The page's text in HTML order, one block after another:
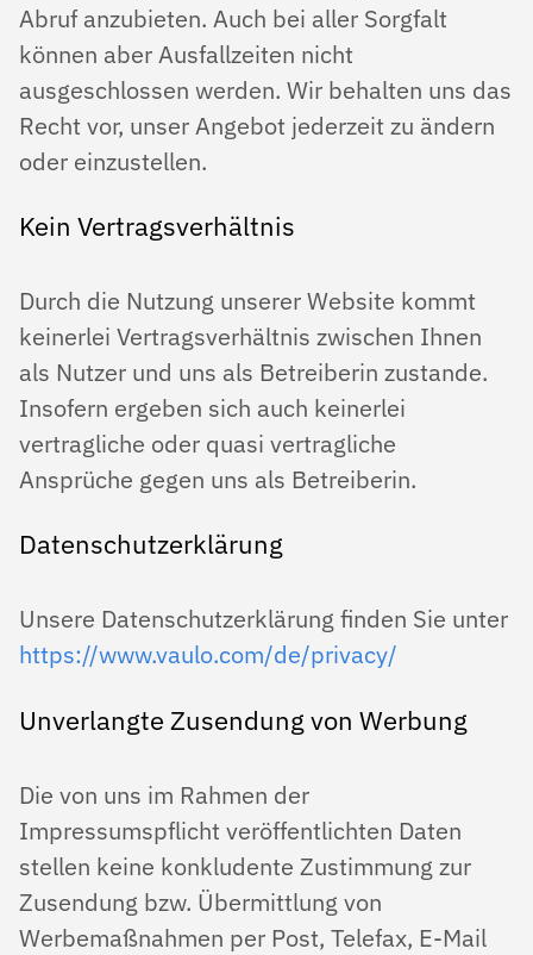
Abruf anzubieten. Auch bei aller Sorgfalt
können aber Ausfallzeiten nicht
ausgeschlossen werden. Wir behalten uns das
Recht vor, unser Angebot jederzeit zu ändern
oder einzustellen.
Kein Vertragsverhältnis
Durch die Nutzung unserer Website kommt
keinerlei Vertragsverhältnis zwischen Ihnen
als Nutzer und uns als Betreiberin zustande.
Insofern ergeben sich auch keinerlei
vertragliche oder quasi vertragliche
Ansprüche gegen uns als Betreiberin.
Datenschutzerklärung
Unsere Datenschutzerklärung finden Sie unter
https://www.vaulo.com/de/privacy/
Unverlangte Zusendung von Werbung
Die von uns im Rahmen der
Impressumspflicht veröffentlichten Daten
stellen keine konkludente Zustimmung zur
Zusendung bzw. Übermittlung von
Werbemaßnahmen per Post, Telefax, E-Mail